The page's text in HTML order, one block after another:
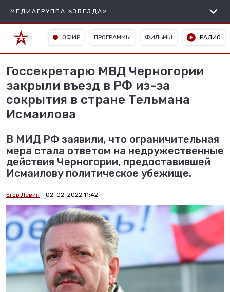
МЕДИАГРУППА «ЗВЕЗДА»
ЭФИР ПРОГРАММЫ ФИЛЬМЫ РАДИО
Госсекретарю МВД Черногории
закрыли въезд в РФ из-за
сокрытия в стране Тельмана
Исмаилова
В МИД РФ заявили, что ограничительная
мера стала ответом на недружественные
действия Черногории, предоставившей
Исмаилову политическое убежище.
Егор Левин 02-02-2022 11:42